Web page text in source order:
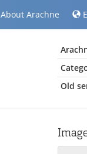
About Arachne
Old